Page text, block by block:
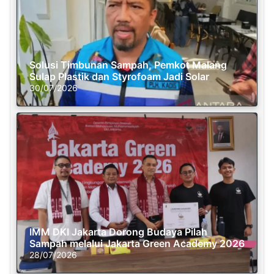
Solusi Timbunan Sampah, Pemkot Malang
Sulap Plastik dan Styrofoam Jadi Solar
30/07/2026
IMM DKI Jakarta Dorong Budaya Pilah
Sampah melalui Jakarta Green Academy 2026
28/07/2026